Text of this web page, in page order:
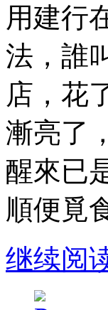
用建行
法，誰
店，花
漸亮了
醒來已
順便覓
继续阅